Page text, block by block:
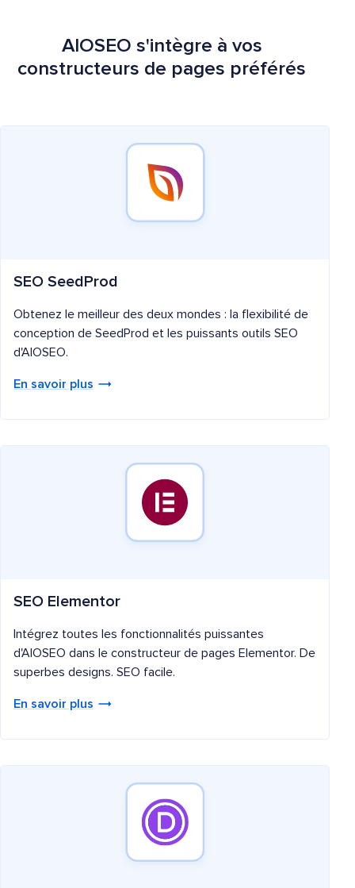
AIOSEO s'intègre à vos
constructeurs de pages préférés
SEO SeedProd
Obtenez le meilleur des deux mondes : la flexibilité de
conception de SeedProd et les puissants outils SEO
d'AIOSEO.
En savoir plus
SEO Elementor
Intégrez toutes les fonctionnalités puissantes
d'AIOSEO dans le constructeur de pages Elementor. De
superbes designs. SEO facile.
En savoir plus